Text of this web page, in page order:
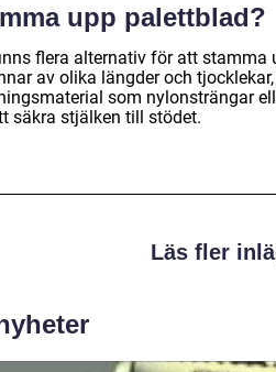
upp palettblad?
flera alternativ för att stamma
av olika längder och
som nylonsträngar
säkra stjälken till stödet.
Läs fler